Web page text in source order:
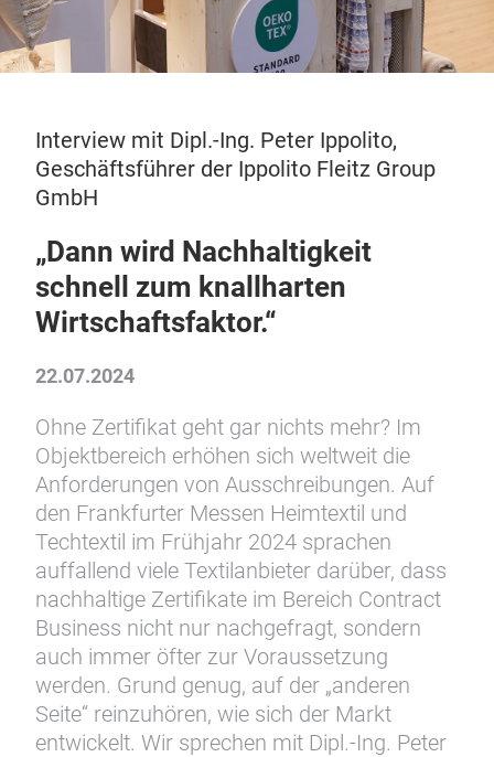
Interview mit Dipl.-Ing. Peter Ippolito,
Geschäftsführer der Ippolito Fleitz Group
GmbH
„Dann wird Nachhaltigkeit
schnell zum knallharten
Wirtschaftsfaktor.“
22.07.2024
Ohne Zertifikat geht gar nichts mehr? Im
Objektbereich erhöhen sich weltweit die
Anforderungen von Ausschreibungen. Auf
den Frankfurter Messen Heimtextil und
Techtextil im Frühjahr 2024 sprachen
auffallend viele Textilanbieter darüber, dass
nachhaltige Zertifikate im Bereich Contract
Business nicht nur nachgefragt, sondern
auch immer öfter zur Voraussetzung
werden. Grund genug, auf der „anderen
Seite“ reinzuhören, wie sich der Markt
entwickelt. Wir sprechen mit Dipl.-Ing. Peter